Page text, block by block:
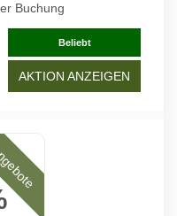
Buchung
Beliebt
AKTION ANZEIGEN